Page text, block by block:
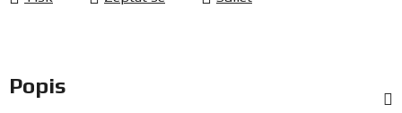
Popis